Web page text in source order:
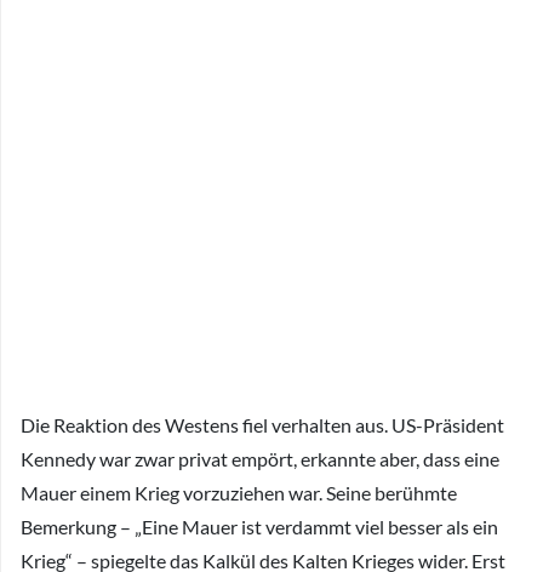
Die Reaktion des Westens fiel verhalten aus. US-Präsident
Kennedy war zwar privat empört, erkannte aber, dass eine
Mauer einem Krieg vorzuziehen war. Seine berühmte
Bemerkung – „Eine Mauer ist verdammt viel besser als ein
Krieg“ – spiegelte das Kalkül des Kalten Krieges wider. Erst